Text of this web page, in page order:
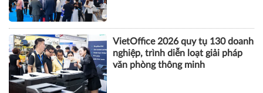
VietOffice 2026 quy tụ 130 doanh
nghiệp, trình diễn loạt giải pháp
văn phòng thông minh